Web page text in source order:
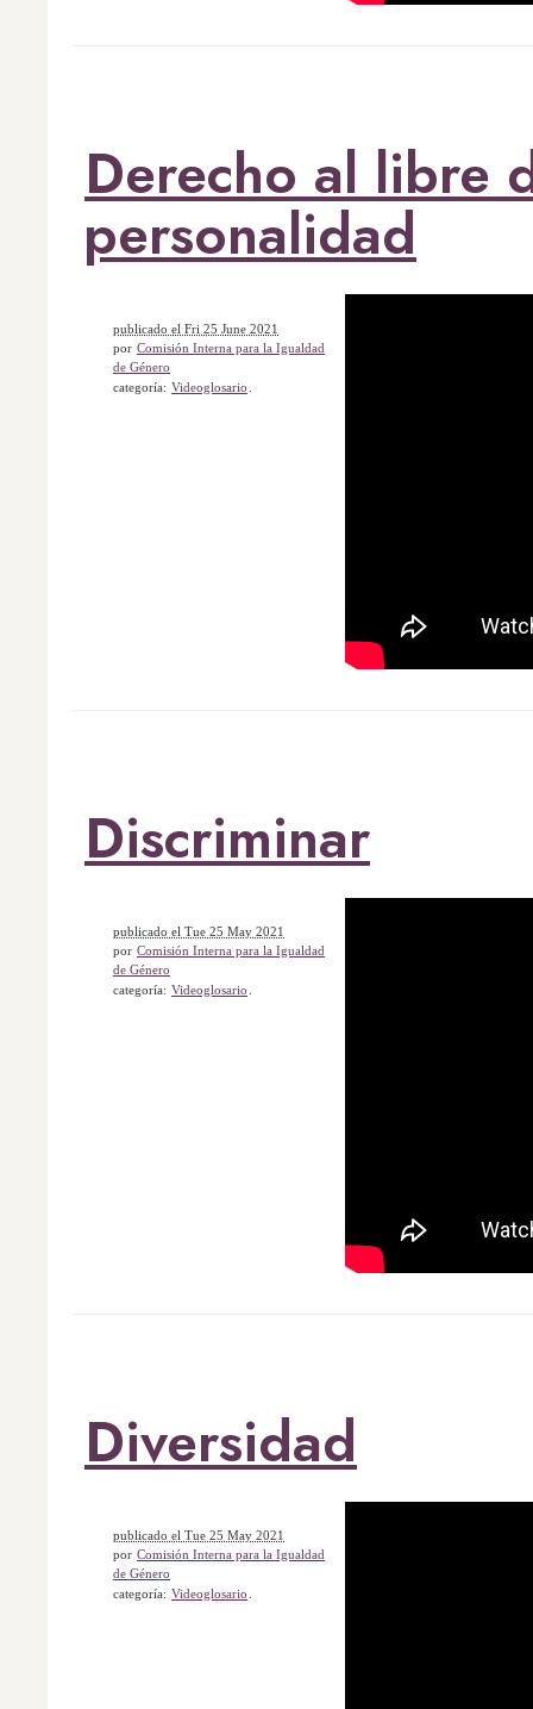
Derecho al libre
personalidad
publicado el Fri 25 June 2021
por Comisión Interna para la Igualdad
de Género
categoría: Videoglosario
Discriminar
publicado el Tue 25 May 2021
por Comisión Interna para la Igualdad
de Género
categoría: Videoglosario
Diversidad
publicado el Tue 25 May 2021
por Comisión Interna para la Igualdad
de Género
categoría: Videoglosario